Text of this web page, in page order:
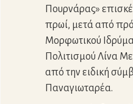
Πουρνάρας»
πρωί, μετά από
Μορφωτικού
Πολιτισμού Λίνα
από την ειδική
Παναγιωταρέα.